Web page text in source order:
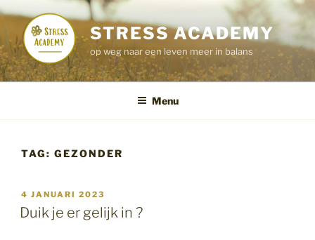
Ga
de
inhoud
STRESS ACADEMY
op weg naar een leven meer in balans
Menu
TAG: GEZONDER
GEPLAATST
OP
4 JANUARI 2023
Duik je er gelijk in ?